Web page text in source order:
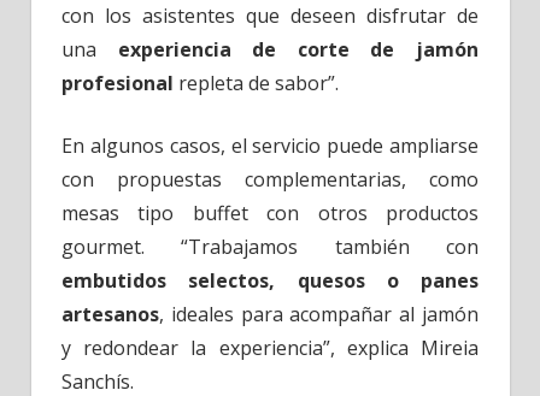
con los asistentes que deseen disfrutar de
una experiencia de corte de jamón
profesional repleta de sabor”.
En algunos casos, el servicio puede ampliarse
con propuestas complementarias, como
mesas tipo buffet con otros productos
gourmet. “Trabajamos también con
embutidos selectos, quesos o panes
artesanos, ideales para acompañar al jamón
y redondear la experiencia”, explica Mireia
Sanchís.